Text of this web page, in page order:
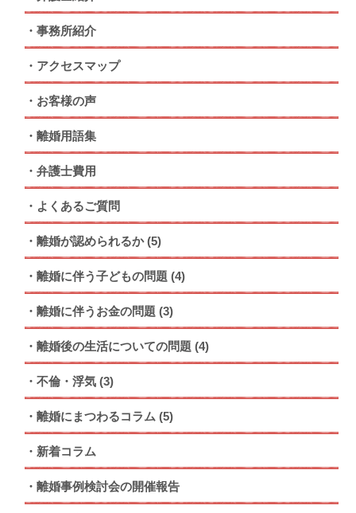
事務所紹介
アクセスマップ
お客様の声
離婚用語集
弁護士費用
よくあるご質問
離婚が認められるか (5)
離婚に伴う子どもの問題 (4)
離婚に伴うお金の問題 (3)
離婚後の生活についての問題 (4)
不倫・浮気 (3)
離婚にまつわるコラム (5)
新着コラム
離婚事例検討会の開催報告